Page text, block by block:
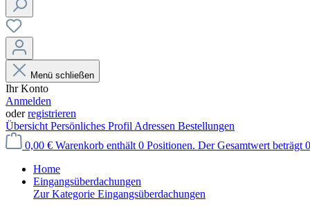
Menü schließen
Ihr Konto
Anmelden
oderregistrieren
Übersicht Persönliches Profil Adressen Bestellungen
0,00 € Warenkorb enthält 0 Positionen. Der Gesamtwert beträgt
Home
Eingangsüberdachungen
Zur Kategorie Eingangsüberdachungen